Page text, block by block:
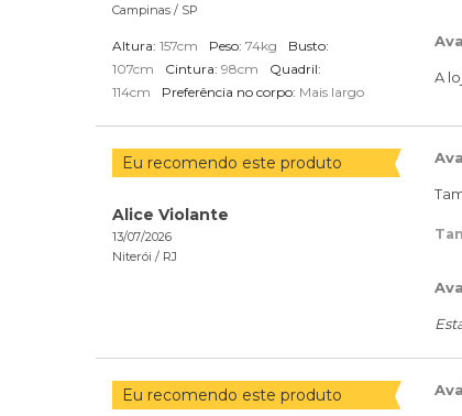
Campinas / SP
Altura: 157cm Peso: 74kg
Busto:
107cm
Cintura: 98cm
Quadril:
114cm
Preferência no corpo: Mais largo
A
Eu recomendo este produto
Alice Violante
13/07/2026
Niterói / RJ
Eu recomendo este produto